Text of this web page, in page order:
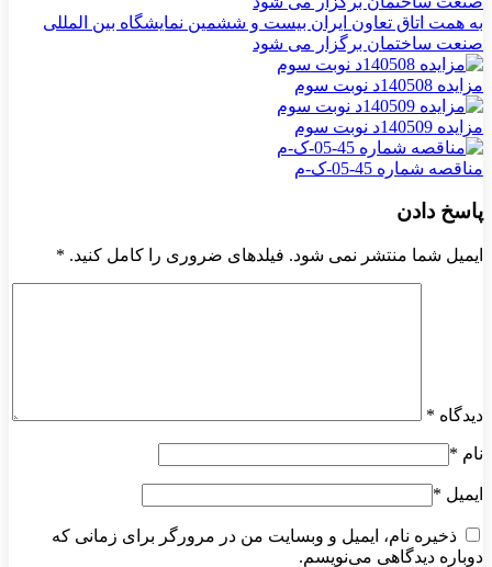
به همت اتاق تعاون ایران بیست و ششمین نمایشگاه بین المللی
صنعت ساختمان برگزار می شود
مزایده 140508د نوبت سوم
مزایده 140509د نوبت سوم
مناقصه شماره 45-05-ک-م
پاسخ دادن
ایمیل شما منتشر نمی شود. فیلدهای ضروری را کامل کنید. *
دیدگاه *
نام *
ایمیل *
ذخیره نام، ایمیل و وبسایت من در مرورگر برای زمانی که
دوباره دیدگاهی می‌نویسم.